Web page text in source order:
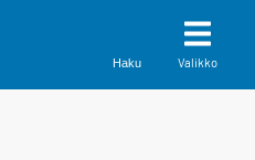
Haku Valikko